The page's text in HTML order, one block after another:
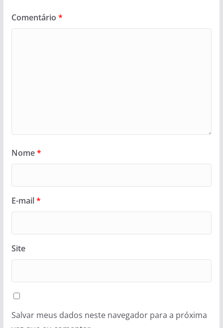
Comentário *
Nome*
E-mail*
Site
Salvar meus dados neste navegador para a próxima